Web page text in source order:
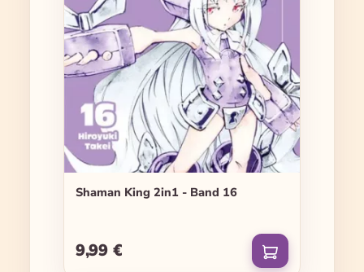
Shaman King 2in1 - Band 16
Regulärer Preis:
9,99 €